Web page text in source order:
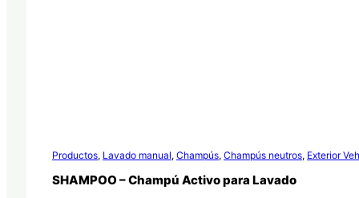
Productos, Lavado manual, Champús, Champús neutros, Exterior
SHAMPOO – Champú Activo para Lavado